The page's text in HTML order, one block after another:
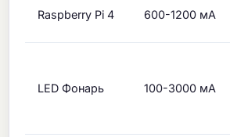
Raspberry Pi 4 600-1200 мА
LED Фонарь 100-3000 мА